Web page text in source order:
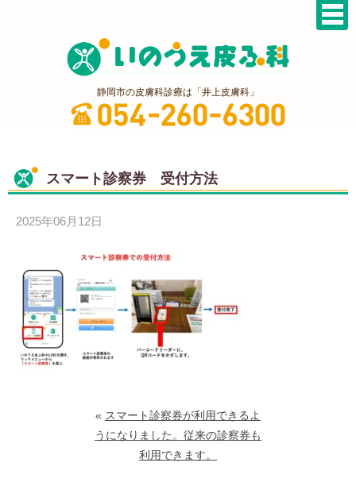
静岡市の皮膚科診療は「井上皮膚科」
スマート診察券 受付方法
2025年06月12日
« スマート診察券が利用できるよ
うになりました。従来の診察券も
利用できます。